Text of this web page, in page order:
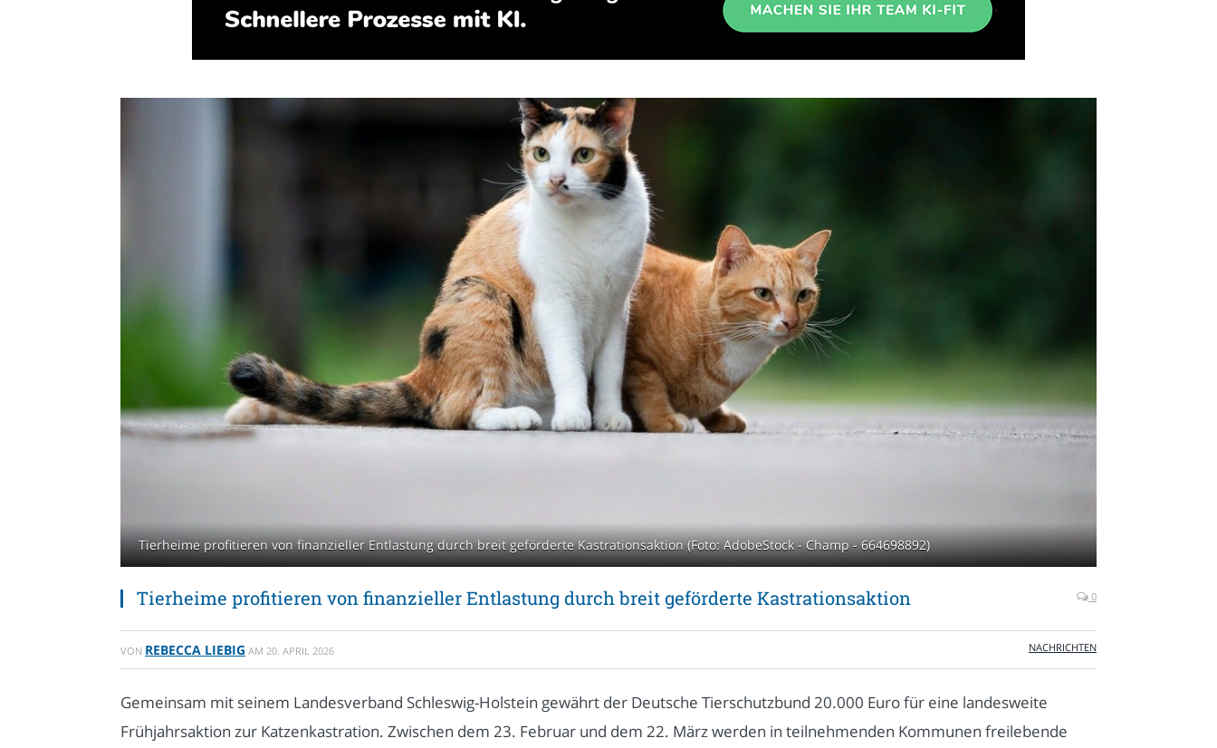
Tierheime profitieren von finanzieller Entlastung durch breit geförderte Kastrationsaktion (Foto: AdobeStock - Champ - 664698892)
Tierheime profitieren von finanzieller Entlastung durch breit geförderte Kastrationsaktion 0
VON REBECCA LIEBIG AM 20. APRIL 2026 NACHRICHTEN
Gemeinsam mit seinem Landesverband Schleswig-Holstein gewährt der Deutsche Tierschutzbund 20.000 Euro für eine landesweite
Frühjahrsaktion zur Katzenkastration. Zwischen dem 23. Februar und dem 22. März werden in teilnehmenden Kommunen freilebende